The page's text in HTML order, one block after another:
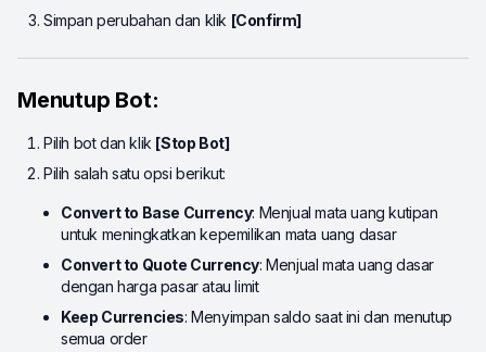
Simpan perubahan dan klik [Confirm]
Menutup Bot:
Pilih bot dan klik [Stop Bot]
Pilih salah satu opsi berikut:
Convert to Base Currency: Menjual mata uang kutipan
untuk meningkatkan kepemilikan mata uang dasar
Convert to Quote Currency: Menjual mata uang dasar
dengan harga pasar atau limit
Keep Currencies: Menyimpan saldo saat ini dan menutup
semua order